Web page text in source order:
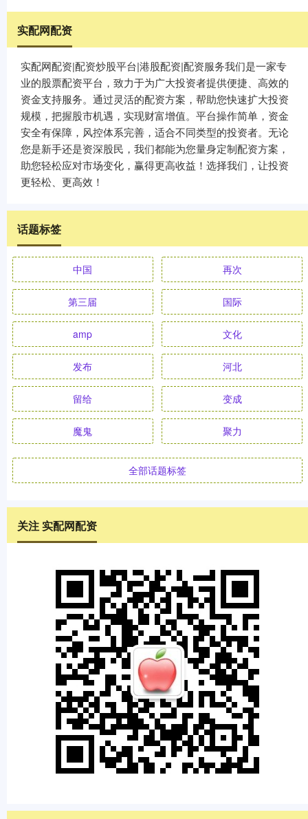
实配网配资
实配网配资|配资炒股平台|港股配资|配资服务我们是一家专
业的股票配资平台，致力于为广大投资者提供便捷、高效的
资金支持服务。通过灵活的配资方案，帮助您快速扩大投资
规模，把握股市机遇，实现财富增值。平台操作简单，资金
安全有保障，风控体系完善，适合不同类型的投资者。无论
您是新手还是资深股民，我们都能为您量身定制配资方案，
助您轻松应对市场变化，赢得更高收益！选择我们，让投资
更轻松、更高效！
话题标签
中国 再次
第三届 国际
amp 文化
发布 河北
留给 变成
魔鬼 聚力
全部话题标签
关注 实配网配资